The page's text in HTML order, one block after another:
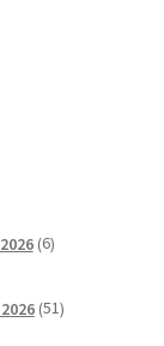
6izdelkov
51izdelkov